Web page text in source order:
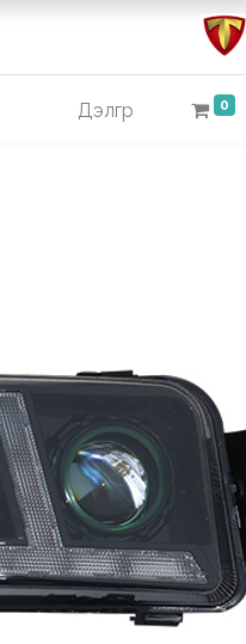
Дэлгүүр 0